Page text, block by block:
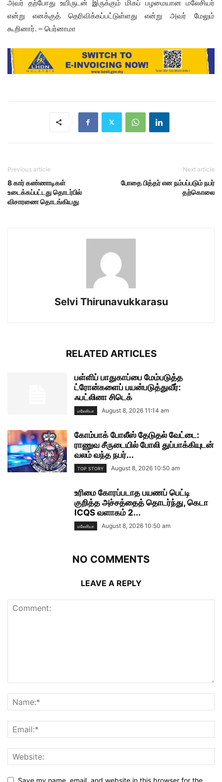
அவர் தற்போது உயிருடன் இருக்கும் மிகப் பழமையான மலேசியர்
என்று எனக்குத் தெரிவிக்கப்பட்டுள்ளது என்று அவர் மேலும்
கூறினார். – பெர்னாமா
Previous article
8 கார் கண்ணாடிகள்
உடைக்கப்பட்டது தொடர்பில்
விசாரணை தொடங்கியது
Next article
போதை பித்தர் என நம்பப்படும் நபர்
தற்கொலை
Selvi Thirunavukkarasu
RELATED ARTICLES
பள்ளிப் பாதுகாப்பை மேம்படுத்த
ட்ரோன்களைப் பயன்படுத்துவீர்:
ஃபட்லினா சிடெக்
மலேசியா August 8, 2026 11:14 am
கோம்பாக் போலீஸ் தேடுதல் வேட்டை:
ராணுவ சீருடையில் போலி துப்பாக்கியுடன்
வலம் வந்த நபர்...
TOP STORY August 8, 2026 10:50 am
உரிமை கோரப்படாத பயணப் பெட்டி
குறித்த அச்சத்தைத் தொடர்ந்து, கெடா
ICQS வளாகம் 2...
மலேசியா August 8, 2026 10:50 am
NO COMMENTS
LEAVE A REPLY